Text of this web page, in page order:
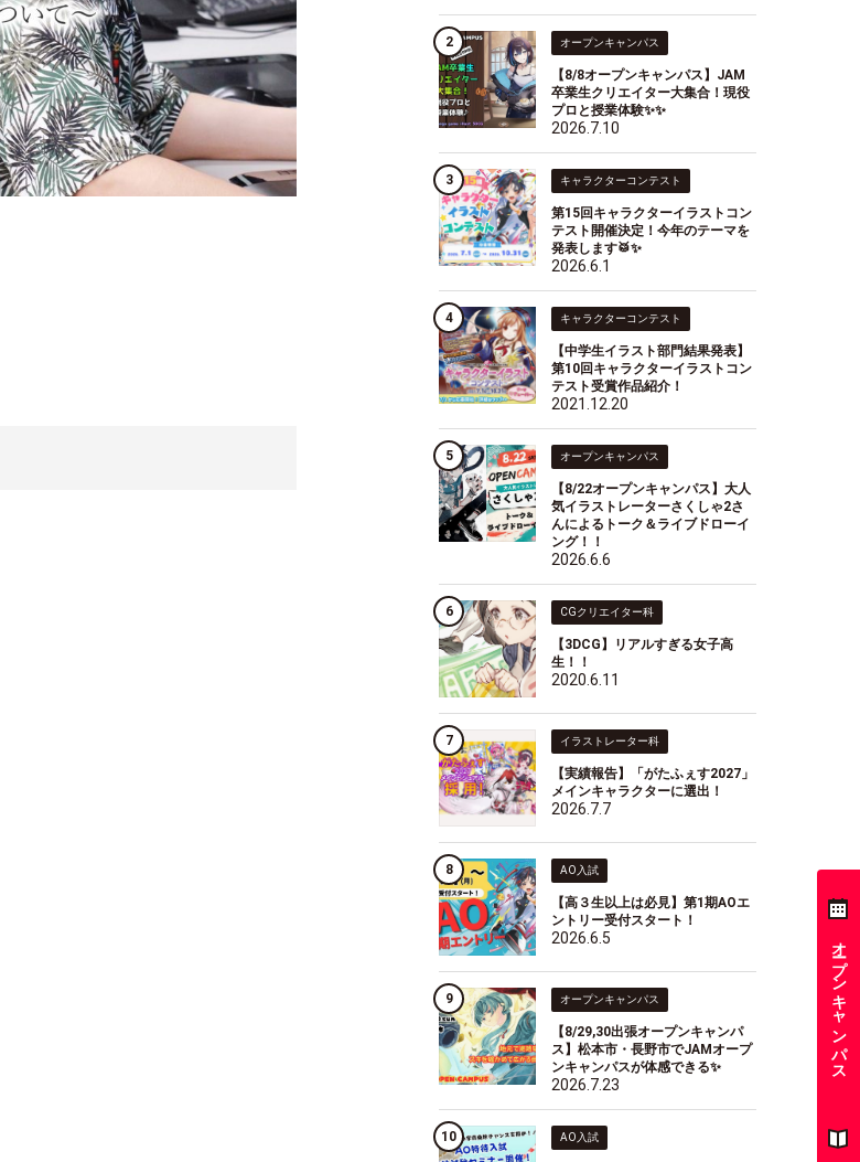
オープンキャンパス
【8/8オープンキャンパス】JAM
卒業生クリエイター大集合！現役
プロと授業体験✨✨
2026.7.10
キャラクターコンテスト
第15回キャラクターイラストコン
テスト開催決定！今年のテーマを
発表します🥁✨
2026.6.1
キャラクターコンテスト
【中学生イラスト部門結果発表】
第10回キャラクターイラストコン
テスト受賞作品紹介！
2021.12.20
オープンキャンパス
【8/22オープンキャンパス】大人
気イラストレーターさくしゃ2さ
んによるトーク＆ライブドローイ
ング！！
2026.6.6
CGクリエイター科
【3DCG】リアルすぎる女子高
生！！
2020.6.11
イラストレーター科
【実績報告】「がたふぇす2027」
メインキャラクターに選出！
2026.7.7
AO入試
【高３生以上は必見】第1期AOエ
ントリー受付スタート！
2026.6.5
オープンキャンパス
【8/29,30出張オープンキャンパ
ス】松本市・長野市でJAMオープ
ンキャンパスが体感できる✨
2026.7.23
AO入試
オープンキャンパス